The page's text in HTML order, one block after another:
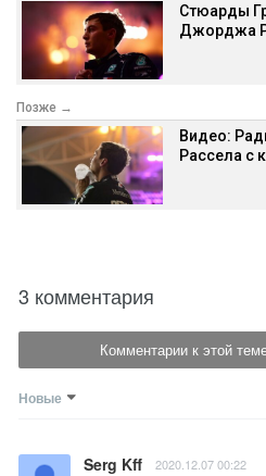
Стюарды
Джорджа
Позже →
Видео:
Рассела с
3 комментария
Комментарии к этой
Новые
Serg Kff 2020.12.07 00:22